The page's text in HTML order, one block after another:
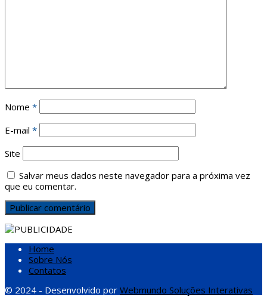
Nome *
E-mail *
Site
Salvar meus dados neste navegador para a próxima vez
que eu comentar.
Home
Sobre Nós
Contatos
© 2024 - Desenvolvido por Webmundo Soluções Interativas